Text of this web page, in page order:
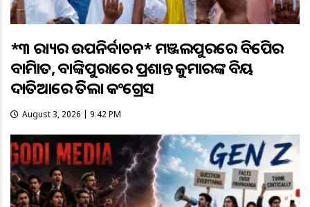
*୩ ରାଜ୍ୟର ଉପନିର୍ବାଚନ* ମଞ୍ଜଲପୁରରେ ବିଜେପିର
ବାଜିମାତ, ବାଙ୍କିପୁରାରେ ପ୍ରଶାନ୍ତ କୁମାରଙ୍କ ବିଜୟ
ଦାତିଆରେ ଜିତିଲା କଂଗ୍ରେସ
August 3, 2026 | 9:42 PM